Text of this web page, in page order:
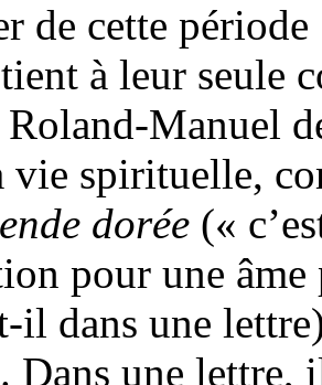
de cette
à leur seule
Manuel
vie spirituelle,
dorée («
pour une
il dans une
Dans une lettre,